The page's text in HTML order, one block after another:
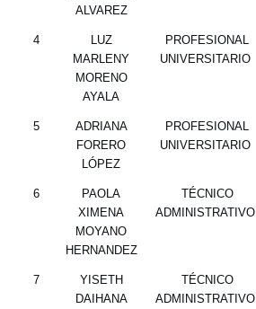
ALVAREZ
4
LUZ
MARLENY
MORENO
AYALA
PROFESIONAL
UNIVERSITARIO
5
ADRIANA
FORERO
LÓPEZ
PROFESIONAL
UNIVERSITARIO
6
PAOLA
XIMENA
MOYANO
HERNANDEZ
TÉCNICO
ADMINISTRATIVO
7
YISETH
DAIHANA
TÉCNICO
ADMINISTRATIVO